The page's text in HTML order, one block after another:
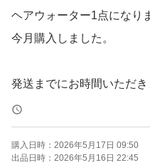
ヘアウォーター1点になり
今月購入しました。
発送までにお時間いただき
購入後、発送日時につい
ンセルいたしますのでご
さい。
購入日時： 2026年5月17日 09:50
出品日時： 2026年5月16日 22:45